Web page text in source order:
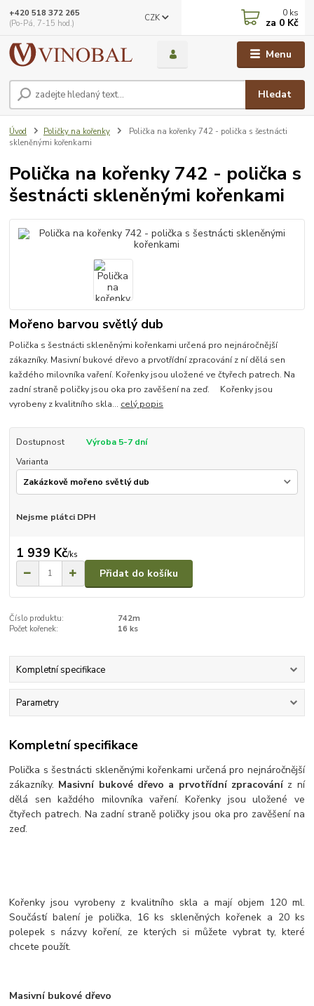
Menu
CZK
Hledat
+420 518 372 265
(Po-Pá, 7-15 hod.)
0 ks
za 0 Kč
Úvod Poličky na kořenky
Polička na kořenky 742 - polička s šestnácti
skleněnými kořenkami
Polička na kořenky 742 - polička s
šestnácti skleněnými kořenkami
Mořeno barvou světlý dub
Polička s šestnácti skleněnými kořenkami určená pro nejnáročnější
zákazníky. Masivní bukové dřevo a prvotřídní zpracování z ní dělá sen
každého milovníka vaření. Kořenky jsou uložené ve čtyřech patrech. Na
zadní straně poličky jsou oka pro zavěšení na zeď. Kořenky jsou
vyrobeny z kvalitního skla... celý popis
Dostupnost
Výroba 5-7 dní
Varianta
Nejsme plátci DPH
1 939 Kč/ks
Přidat do košíku
Číslo produktu:
742m
Počet kořenek:
16 ks
Kompletní specifikace
Parametry
Kompletní specifikace
Polička s šestnácti skleněnými kořenkami určená pro nejnáročnější
zákazníky. Masivní bukové dřevo a prvotřídní zpracováníz ní
dělá sen každého milovníka vaření. Kořenky jsou uložené ve
čtyřech patrech. Na zadní straně poličky jsou oka pro zavěšení na
zeď.
Kořenky jsou vyrobeny z kvalitního skla a mají objem 120 ml.
Součástí balení je polička, 16 ks skleněných kořenek a 20 ks
polepek s názvy koření, ze kterých si můžete vybrat ty, které
chcete použít.
Masivní bukové dřevo